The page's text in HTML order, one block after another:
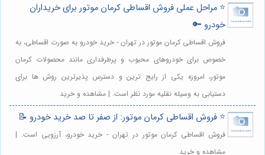
⭐️ مراحل عملی فروش اقساطی کرمان موتور برای خریداران
خودرو 🔑
فروش اقساطی کرمان موتور در تهران - خرید خودرو به صورت اقساطی، به
خصوص برای خودروهای محبوب و پرطرفداری مانند محصولات کرمان
موتور، امروزه یکی از رایج ترین و دسترس پذیرترین روش ها برای
دستیابی به وسیله نقلیه مورد نظر است. | مشاهده و خرید
⭐️ فروش اقساطی کرمان موتور: از صفر تا صد خرید خودرو 📝
فروش اقساطی کرمان موتور در تهران - خرید خودرو، آرزویی است. |
مشاهده و خرید